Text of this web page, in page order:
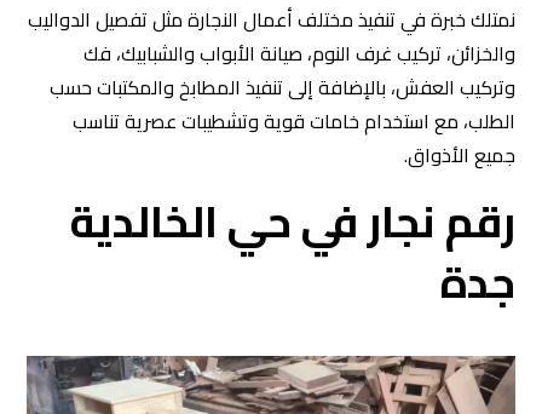
نمتلك خبرة في تنفيذ مختلف أعمال النجارة مثل تفصيل الدواليب
والخزائن، تركيب غرف النوم، صيانة الأبواب والشبابيك، فك
وتركيب العفش، بالإضافة إلى تنفيذ المطابخ والمكتبات حسب
الطلب، مع استخدام خامات قوية وتشطيبات عصرية تناسب
جميع الأذواق.
رقم نجار في حي الخالدية
جدة